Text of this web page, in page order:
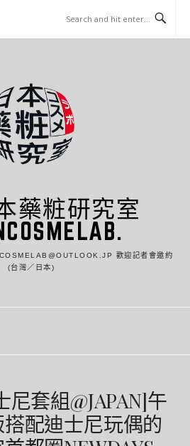
藥粧研究室
歡迎記者會邀約
(台灣／日本)
套組@JAPAN]午
配迪士尼玩偶的